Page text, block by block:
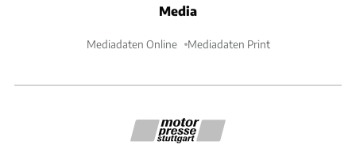
Media
Mediadaten Online Mediadaten Print